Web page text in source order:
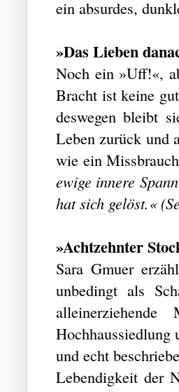
ein absurdes,
»Das Lieben
Noch ein »Uff!«,
Bracht ist keine
deswegen bleibt
Leben zurück und
wie ein
ewige innere
hat sich gelöst.«
»Achtzehnter
Sara Gmuer
unbedingt als
und echt
Lebendigkeit der